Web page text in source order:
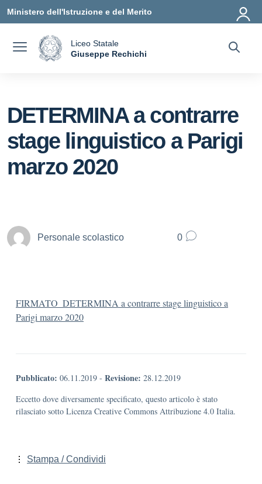
Ministero dell'Istruzione e del Merito
Liceo Statale
Giuseppe Rechichi
DETERMINA a contrarre
stage linguistico a Parigi
marzo 2020
Personale scolastico 0
FIRMATO_DETERMINA a contrarre stage linguistico a
Parigi marzo 2020
Pubblicato: 06.11.2019 - Revisione: 28.12.2019
Eccetto dove diversamente specificato, questo articolo è stato
rilasciato sotto Licenza Creative Commons Attribuzione 4.0 Italia.
Stampa / Condividi